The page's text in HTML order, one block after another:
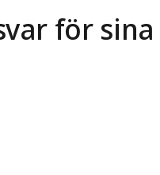
för sina